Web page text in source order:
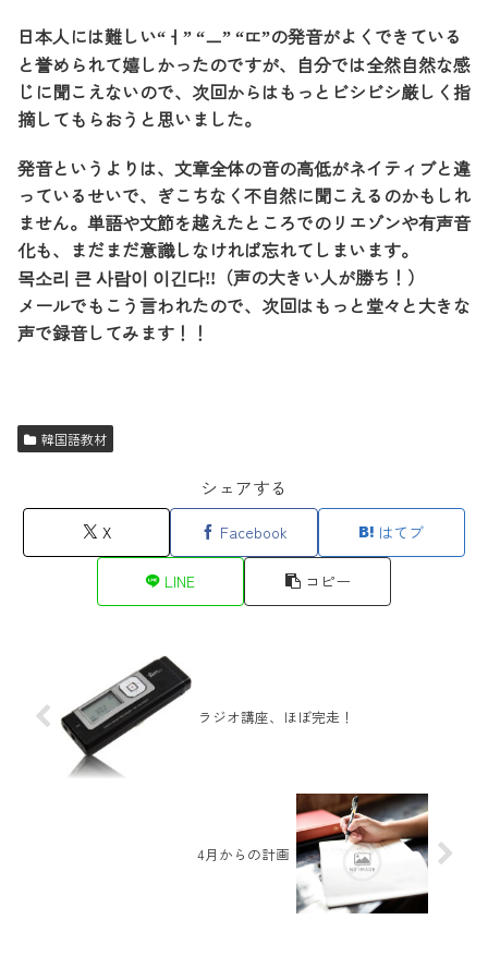
日本人には難しい“ㅓ” “ㅡ” “ㄸ”の発音がよくできている
と誉められて嬉しかったのですが、自分では全然自然な感
じに聞こえないので、次回からはもっとビシビシ厳しく指
摘してもらおうと思いました。
発音というよりは、文章全体の音の高低がネイティブと違
っているせいで、ぎこちなく不自然に聞こえるのかもしれ
ません。単語や文節を越えたところでのリエゾンや有声音
化も、まだまだ意識しなければ忘れてしまいます。
목소리 큰 사람이 이긴다!!
（声の大きい人が勝ち！）
メールでもこう言われたので、次回はもっと堂々と大きな
声で録音してみます！！
韓国語教材
シェアする
X Facebook はてブ
LINE コピー
ラジオ講座、ほぼ完走！
4月からの計画